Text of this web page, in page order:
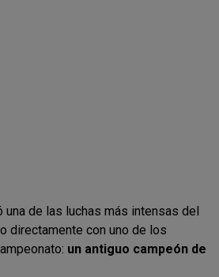
de las luchas más intensas del
directamente con uno de los
un antiguo campeón de